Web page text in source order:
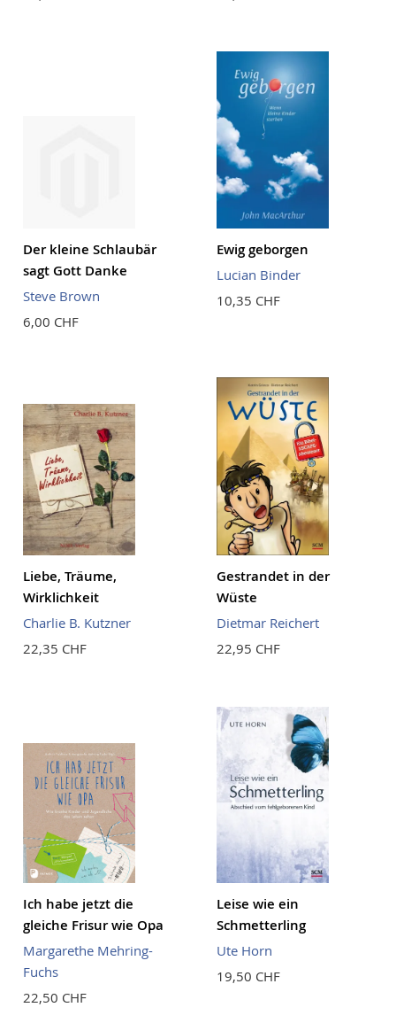
Der kleine Schlaubär
sagt Gott Danke
Steve Brown
6,00 CHF
Ewig geborgen
Lucian Binder
10,35 CHF
Liebe, Träume,
Wirklichkeit
Charlie B. Kutzner
22,35 CHF
Gestrandet in der
Wüste
Dietmar Reichert
22,95 CHF
Ich habe jetzt die
gleiche Frisur wie Opa
Margarethe Mehring-
Fuchs
22,50 CHF
Leise wie ein
Schmetterling
Ute Horn
19,50 CHF